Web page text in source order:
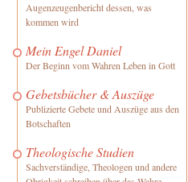
Augenzeugenbericht dessen, was
kommen wird
Mein Engel Daniel
Der Beginn vom Wahren Leben in Gott
Gebetsbücher & Auszüge
Publizierte Gebete und Auszüge aus den
Botschaften
Theologische Studien
Sachverständige, Theologen und andere